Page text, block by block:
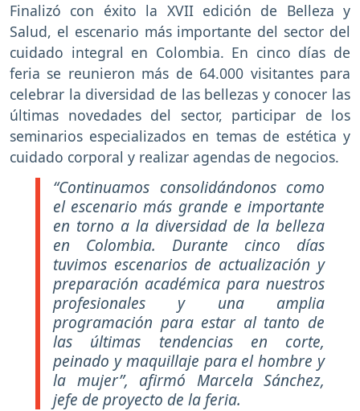
Finalizó con éxito la XVII edición de Belleza y
Salud, el escenario más importante del sector del
cuidado integral en Colombia. En cinco días de
feria se reunieron más de 64.000 visitantes para
celebrar la diversidad de las bellezas y conocer las
últimas novedades del sector, participar de los
seminarios especializados en temas de estética y
cuidado corporal y realizar agendas de negocios.
“Continuamos consolidándonos como
el escenario más grande e importante
en torno a la diversidad de la belleza
en Colombia. Durante cinco días
tuvimos escenarios de actualización y
preparación académica para nuestros
profesionales y una amplia
programación para estar al tanto de
las últimas tendencias en corte,
peinado y maquillaje para el hombre y
la mujer”, afirmó Marcela Sánchez,
jefe de proyecto de la feria.